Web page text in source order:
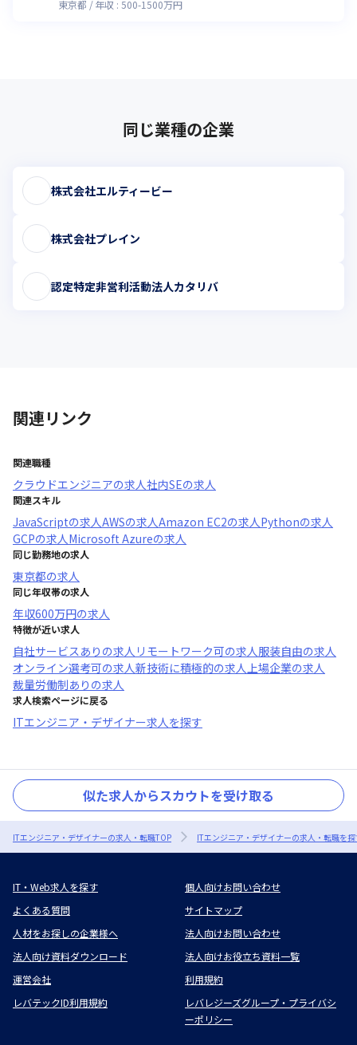
東京都
年収 :500-1500万円
同じ業種の企業
株式会社エルティービー
株式会社プレイン
認定特定非営利活動法人カタリバ
関連リンク
関連職種
クラウドエンジニアの求人社内SEの求人
関連スキル
JavaScriptの求人AWSの求人Amazon EC2の求人Pythonの求人
GCPの求人Microsoft Azureの求人
同じ勤務地の求人
東京都の求人
同じ年収帯の求人
年収600万円の求人
特徴が近い求人
自社サービスあり の求人 リモートワーク可の求人服装自由の求人
オンライン選考可の求人新技術に積極的の求人上場企業の求人
裁量労働制あり の求人
求人検索ページに戻る
ITエンジニア・デザイナー求人を探す
似た求人からスカウトを受け取る
ITエンジニア・デザイナーの求人・転職TOP ITエンジニア・デザイナーの求人・転職を
IT・Web求人を探す
個人向けお問い合わせ
よくある質問
サイトマップ
人材をお探しの企業様へ
法人向けお問い合わせ
法人向け資料ダウンロード
法人向けお役立ち資料一覧
運営会社
利用規約
レバテックID利用規約
レバレジーズグループ・プライバシ
ーポリシー